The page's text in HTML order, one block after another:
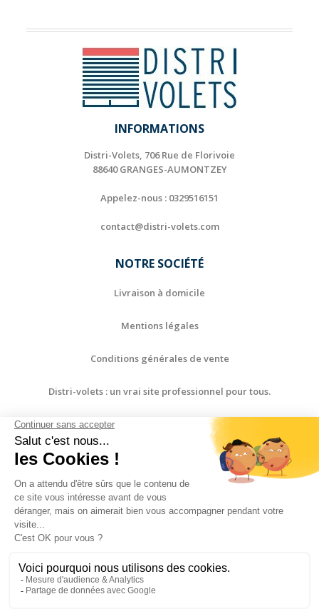
INFORMATIONS
Distri-Volets, 706 Rue de Florivoie
88640 GRANGES-AUMONTZEY
Appelez-nous : 0329516151
contact@distri-volets.com
NOTRE SOCIÉTÉ
Livraison à domicile
Mentions légales
Conditions générales de vente
Distri-volets : un vrai site professionnel pour tous.
Plan du site
livraison rapide et prix très
intéressant